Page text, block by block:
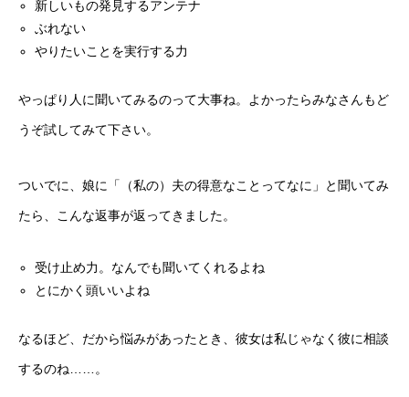
新しいもの発見するアンテナ
ぶれない
やりたいことを実行する力
やっぱり人に聞いてみるのって大事ね。よかったらみなさんもど
うぞ試してみて下さい。
ついでに、娘に「（私の）夫の得意なことってなに」と聞いてみ
たら、こんな返事が返ってきました。
受け止め力。なんでも聞いてくれるよね
とにかく頭いいよね
なるほど、だから悩みがあったとき、彼女は私じゃなく彼に相談
するのね……。